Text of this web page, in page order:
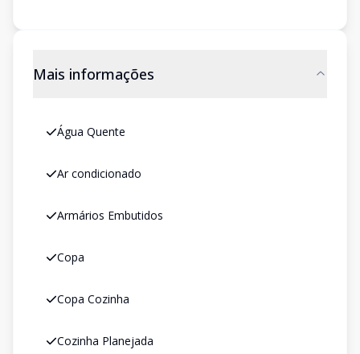
Mais informações
Água Quente
Ar condicionado
Armários Embutidos
Copa
Copa Cozinha
Cozinha Planejada